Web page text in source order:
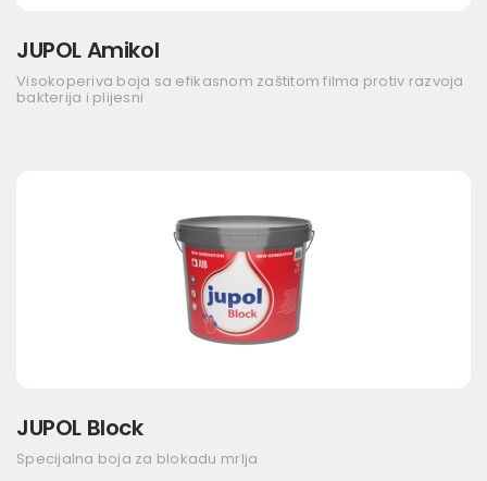
JUPOL Amikol
Visokoperiva boja sa efikasnom zaštitom filma protiv razvoja
bakterija i plijesni
JUPOL Block
Specijalna boja za blokadu mrlja